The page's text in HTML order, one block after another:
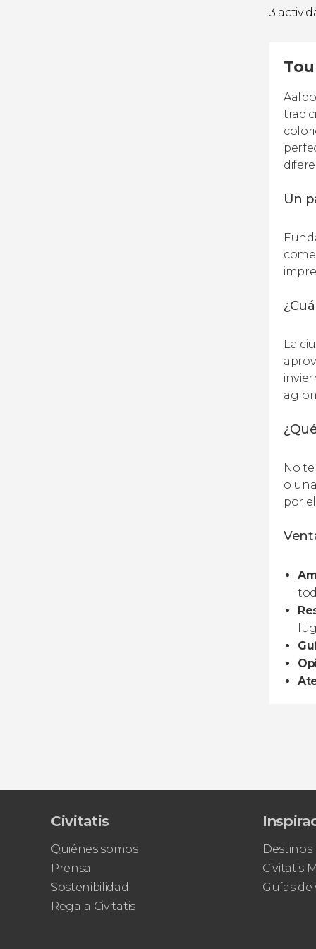
3
Un
La
No
o
por
Civitatis
Quiénes somos
Prensa
Sostenibilidad
Regala Civitatis
Destinos
Civitatis
Guías de